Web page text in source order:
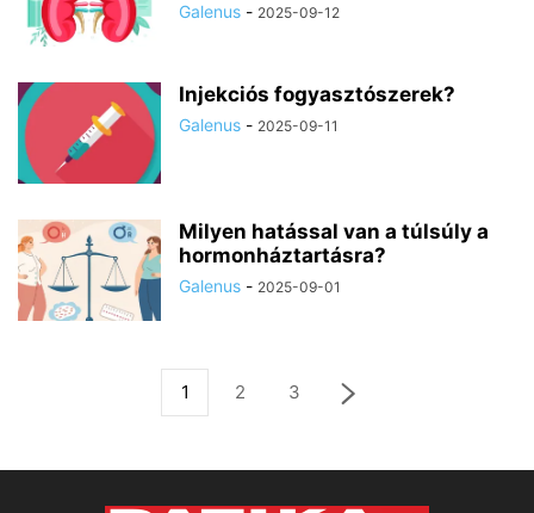
Galenus - 2025-09-12
Injekciós fogyasztószerek?
Galenus - 2025-09-11
Milyen hatással van a túlsúly a
hormonháztartásra?
Galenus - 2025-09-01
1 2 3